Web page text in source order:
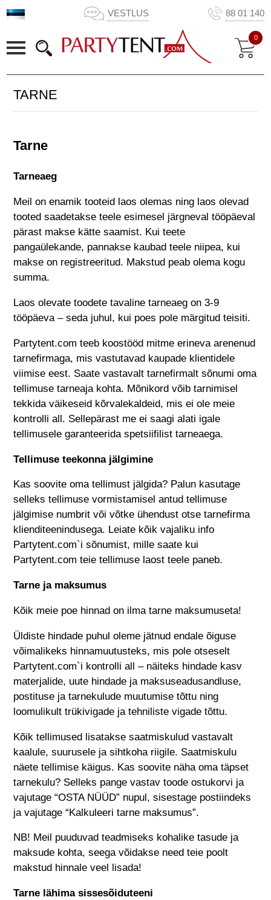
VESTLUS 88 01 140
0
TARNE
Tarne
Tarneaeg
Meil on enamik tooteid laos olemas ning laos olevad
tooted saadetakse teele esimesel järgneval tööpäeval
pärast makse kätte saamist. Kui teete
pangaülekande, pannakse kaubad teele niipea, kui
makse on registreeritud. Makstud peab olema kogu
summa.
Laos olevate toodete tavaline tarneaeg on3-9
tööpäeva – seda juhul, kui poes pole märgitud teisiti.
Partytent.com teeb koostööd mitme erineva arenenud
tarnefirmaga, mis vastutavad kaupade klientidele
viimise eest. Saate vastavalt tarnefirmalt sõnumi oma
tellimuse tarneaja kohta. Mõnikord võib tarnimisel
tekkida väikeseid kõrvalekaldeid, mis ei ole meie
kontrolli all. Sellepärast me ei saagi alati igale
tellimusele garanteerida spetsiifilist tarneaega.
Tellimuse teekonna jälgimine
Kas soovite oma tellimust jälgida? Palun kasutage
selleks tellimuse vormistamisel antud tellimuse
jälgimise numbrit või võtke ühendust otse tarnefirma
klienditeenindusega. Leiate kõik vajaliku info
Partytent.com`i sõnumist, mille saate kui
Partytent.com teie tellimuse laost teele paneb.
Tarne ja maksumus
Kõik meie poe hinnad on ilma tarne maksumuseta!
Üldiste hindade puhul oleme jätnud endale õiguse
võimalikeks hinnamuutusteks, mis pole otseselt
Partytent.com`i kontrolli all – näiteks hindade kasv
materjalide, uute hindade ja maksuseadusandluse,
postituse ja tarnekulude muutumise tõttu ning
loomulikult trükivigade ja tehniliste vigade tõttu.
Kõik tellimused lisatakse saatmiskulud vastavalt
kaalule, suurusele ja sihtkoha riigile. Saatmiskulu
näete tellimise käigus. Kas soovite näha oma täpset
tarnekulu? Selleks pange vastav toode ostukorvi ja
vajutage “OSTA NÜÜD” nupul, sisestage postiindeks
ja vajutage “Kalkuleeri tarne maksumus”.
NB! Meil puuduvad teadmiseks kohalike tasude ja
maksude kohta, seega võidakse need teie poolt
makstud hinnale veel lisada!
Tarne lähima sissesõiduteeni